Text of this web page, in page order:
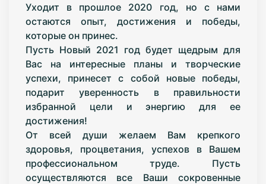
Уходит в прошлое 2020 год, но с нами
остаются опыт, достижения и победы,
которые он принес.
Пусть Новый 2021 год будет щедрым для
Вас на интересные планы и творческие
успехи, принесет с собой новые победы,
подарит уверенность в правильности
избранной цели и энергию для ее
достижения!
От всей души желаем Вам крепкого
здоровья, процветания, успехов в Вашем
профессиональном труде. Пусть
осуществляются все Ваши сокровенные